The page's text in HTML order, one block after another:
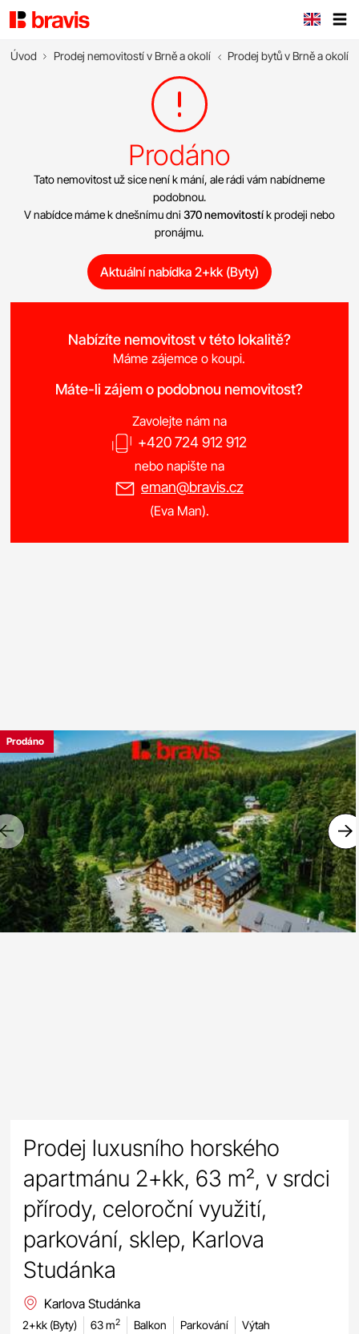
Úvod Prodej nemovitostí v Brně a okolí Prodej bytů v Brně a okolí
Prodáno
Tato nemovitost už sice není k mání, ale rádi vám nabídneme
podobnou.
V nabídce máme k dnešnímu dni 370 nemovitostík prodeji nebo
pronájmu.
Aktuální nabídka 2+kk (Byty)
Nabízíte nemovitost v této lokalitě?
Máme zájemce o koupi.
Máte-li zájem o podobnou nemovitost?
Zavolejte nám na
+420 724 912 912
nebo napište na
eman@bravis.cz
(Eva Man).
Previous
Prodáno
Prodej luxusního horského
apartmánu 2+kk, 63 m², v srdci
přírody, celoroční využití,
parkování, sklep, Karlova
Studánka
Karlova Studánka
2+kk (Byty) 63 m2 Balkon Parkování Výtah